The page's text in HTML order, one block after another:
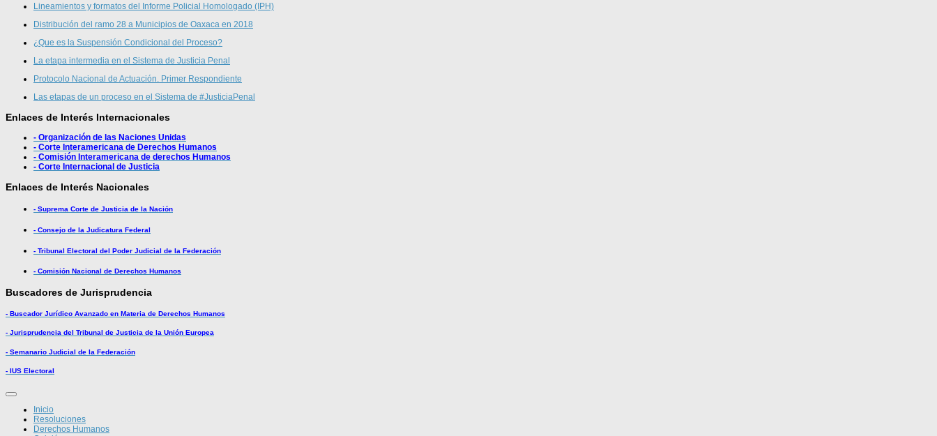
Lineamientos y formatos del Informe Policial Homologado (IPH)
Distribución del ramo 28 a Municipios de Oaxaca en 2018
¿Que es la Suspensión Condicional del Proceso?
La etapa intermedia en el Sistema de Justicia Penal
Protocolo Nacional de Actuación. Primer Respondiente
Las etapas de un proceso en el Sistema de #JusticiaPenal
Enlaces de Interés Internacionales
- Organización de las Naciones Unidas
- Corte Interamericana de Derechos Humanos
- Comisión Interamericana de derechos Humanos
- Corte Internacional de Justicia
Enlaces de Interés Nacionales
- Suprema Corte de Justicia de la Nación
- Consejo de la Judicatura Federal
- Tribunal Electoral del Poder Judicial de la Federación
- Comisión Nacional de Derechos Humanos
Buscadores de Jurisprudencia
- Buscador Jurídico Avanzado en Materia de Derechos Humanos
- Jurisprudencia del Tribunal de Justicia de la Unión Europea
- Semanario Judicial de la Federación
- IUS Electoral
Inicio
Resoluciones
Derechos Humanos